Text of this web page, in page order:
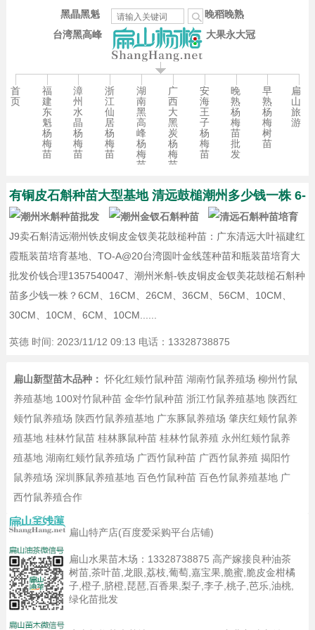
台湾黑高峰
晚稻晚熟
大果永大冠
黑晶黑魁
首
页
福
建
东
魁
杨
梅
苗
漳
州
水
晶
杨
梅
苗
浙
江
仙
居
杨
梅
苗
湖
南
黑
高
峰
杨
梅
苗
广
西
大
黑
炭
杨
梅
苗
安
海
王
子
杨
梅
苗
晚
熟
杨
梅
苗
批
发
早
熟
杨
梅
树
苗
扁
山
旅
游
有铜皮石斛种苗大型基地 清远鼓槌潮州多少钱一株 6-
J9卖石斛清远潮州铁皮铜皮金钗美花鼓槌种苗：广东清远大叶福建红
霞瓶装苗培育基地、TO-A@20台湾圆叶金线莲种苗和瓶装苗培育大
批发价钱合理1357540047、潮州米斛-铁皮铜皮金钗美花鼓槌石斛种
苗多少钱一株？6CM、16CM、26CM、36CM、56CM、10CM、
30CM、10CM、6CM、10CM......
英德 时间: 2023/11/12 09:13 电话：13328738875
扁山新型苗木品种： 怀化红颊竹鼠种苗 湖南竹鼠养殖场 柳州竹鼠
养殖基地 100对竹鼠种苗 金华竹鼠种苗 浙江竹鼠养殖基地 陕西红
颊竹鼠养殖场 陕西竹鼠养殖基地 广东豚鼠养殖场 肇庆红颊竹鼠养
殖基地 桂林竹鼠苗 桂林豚鼠种苗 桂林竹鼠养殖 永州红颊竹鼠养
殖基地 湖南红颊竹鼠养殖场 广西竹鼠种苗 广西竹鼠养殖 揭阳竹
鼠养殖场 深圳豚鼠养殖基地 百色竹鼠种苗 百色竹鼠养殖基地 广
西竹鼠养殖合作
扁山特产店(百度爱采购平台店铺)
扁山水果苗木场： 13328738875 高产嫁接良种油茶
树苗,茶叶苗,龙眼,荔枝,葡萄,嘉宝果,脆蜜,脆皮金柑橘
子,橙子,脐橙,琵琶,百香果,梨子,李子,桃子,芭乐,油桃,
绿化苗批发